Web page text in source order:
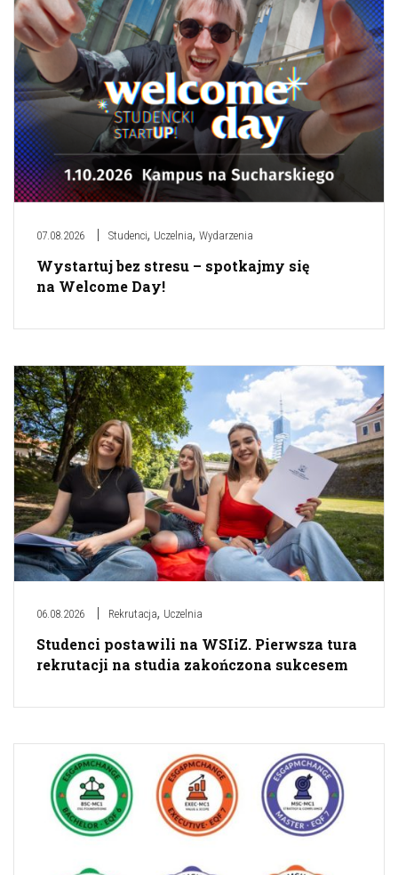
07.08.2026 Studenci, Uczelnia, Wydarzenia
Wystartuj bez stresu – spotkajmy się
na Welcome Day!
06.08.2026 Rekrutacja, Uczelnia
Studenci postawili na WSIiZ. Pierwsza tura
rekrutacji na studia zakończona sukcesem